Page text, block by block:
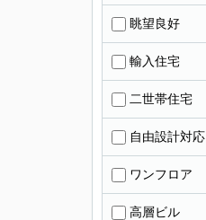
眺望良好
輸入住宅
二世帯住宅
自由設計対応
ワンフロア
高層ビル